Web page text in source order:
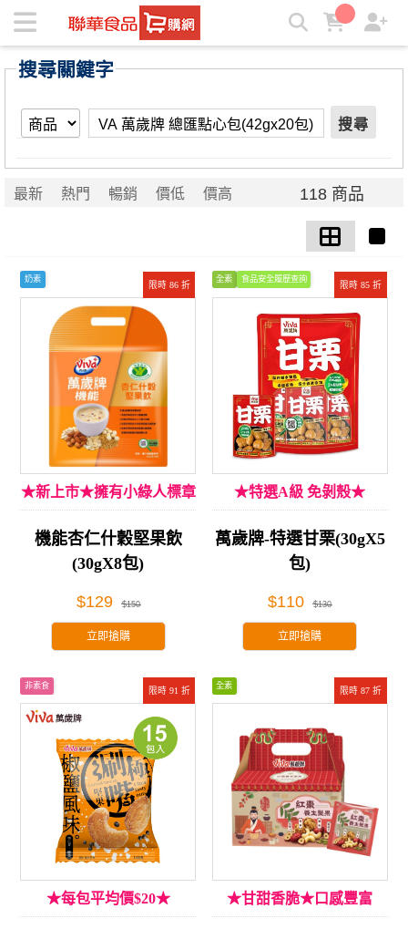
【VA 萬歲牌 總匯點心包(42gx20包)】搜尋結果 | ★聯華食品e
購網★
搜尋關鍵字
搜尋
最新 熱門 暢銷 價低 價高 118 商品
限時 86 折
奶素
★新上市★擁有小綠人標章
機能杏仁什穀堅果飲
(30gX8包)
$129 $150
立即搶購
限時 85 折
全素 食品安全履歷查詢
★特選A級 免剝殼★
萬歲牌-特選甘栗(30gX5
包)
$110 $130
立即搶購
限時 91 折
非素食
★每包平均價$20★
限時 87 折
全素
★甘甜香脆★口感豐富